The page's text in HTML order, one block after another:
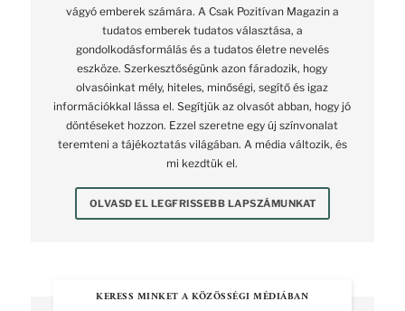
vágyó emberek számára. A Csak Pozitívan Magazin a
tudatos emberek tudatos választása, a
gondolkodásformálás és a tudatos életre nevelés
eszköze. Szerkesztőségünk azon fáradozik, hogy
olvasóinkat mély, hiteles, minőségi, segítő és igaz
információkkal lássa el. Segítjük az olvasót abban, hogy jó
döntéseket hozzon. Ezzel szeretne egy új színvonalat
teremteni a tájékoztatás világában. A média változik, és
mi kezdtük el.
OLVASD EL LEGFRISSEBB LAPSZÁMUNKAT
KERESS MINKET A KÖZÖSSÉGI MÉDIÁBAN